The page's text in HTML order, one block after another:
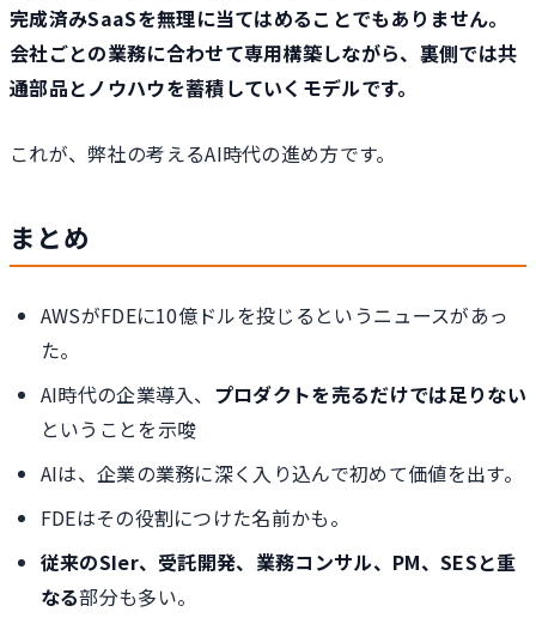
完成済みSaaSを無理に当てはめることでもありません。
会社ごとの業務に合わせて専用構築しながら、裏側では共
通部品とノウハウを蓄積していくモデルです。
これが、弊社の考えるAI時代の進め方です。
まとめ
AWSがFDEに10億ドルを投じるというニュースがあっ
た。
AI時代の企業導入、 プロダクトを売るだけでは足りない
ということを示唆
AIは、企業の業務に深く入り込んで初めて価値を出す。
FDEはその役割につけた名前かも。
従来のSIer、受託開発、業務コンサル、PM、SESと重
なる部分も多い。